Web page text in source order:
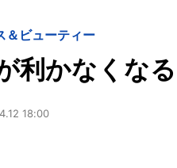
＆ビューティー
利かなくな
18:00